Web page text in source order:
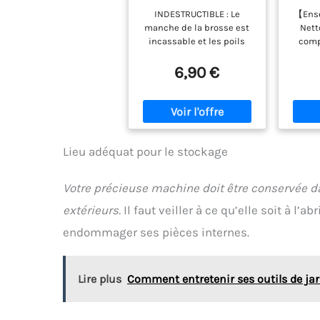
Manche
Indestructible 100%
Plastique recyclé
pour Nettoyer, &
INDESTRUCTIBLE : Le
manche de la brosse est
incassable et les poils
attachées au manche. Un
produit indispensable
conserver dans le temps.
BONNE PRISE EN MAIN : Sa
une prise en main
possible sans se faire mal
avec une bonne longueur
de 150mm. MULTIFONCTION
: Avec un poil composé
brosse vous servira
6,90 €
【
de
durs
à
Lieu adéquat pour le stockage
Votre précieuse machine doit être conservée
extérieurs. Il faut veiller à ce qu’elle soit à
endommager ses pièces internes.
Lire plus Comment entretenir ses outils de